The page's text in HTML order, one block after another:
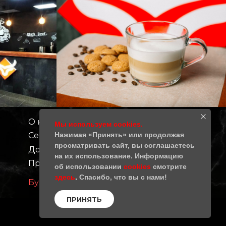
Мы используем cookies.
Нажимая «Принять» или продолжая
просматривать сайт, вы соглашаетесь
на их использование. Информацию
об использовании cookies смотрите
здесь. Спасибо, что вы с нами!
ПРИНЯТЬ
О нас
Сертификаты качества
Доставка
Праймбиф
Контакты
Политика
безопасности
Бургерная Black Beef/Блэк Биф